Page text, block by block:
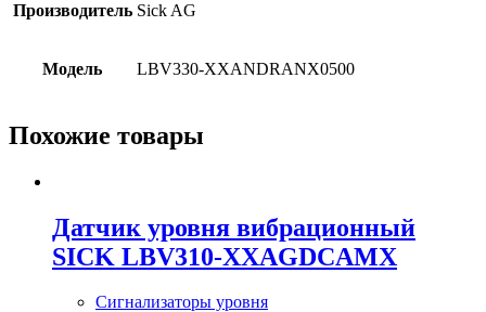
Производитель Sick AG
Модель LBV330-XXANDRANX0500
Похожие товары
Датчик уровня вибрационный
SICK LBV310-XXAGDCAMX
Сигнализаторы уровня